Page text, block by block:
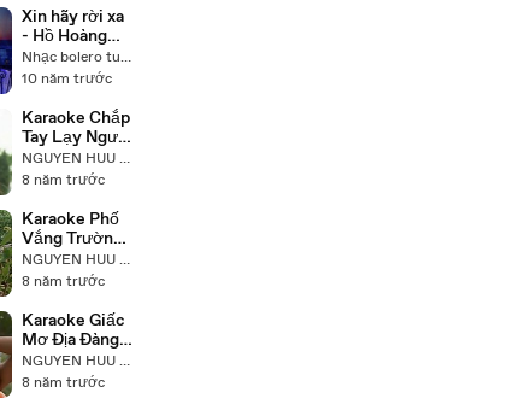
C2
Xin hãy rời xa
- Hồ Hoàng
Yến
Nhạc bolero tuyển trọn
10 năm trước
Karaoke Chắp
Tay Lạy Người
Trường Vũ
NGUYEN HUU NHAT
8 năm trước
Karaoke Phố
Vắng Trường
Vũ Beat
Chuẩn
NGUYEN HUU NHAT
8 năm trước
Karaoke Giấc
Mơ Địa Đàng
Trường Vũ
NGUYEN HUU NHAT
8 năm trước